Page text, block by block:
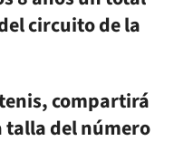
circuito de la
compartirá
talla del número